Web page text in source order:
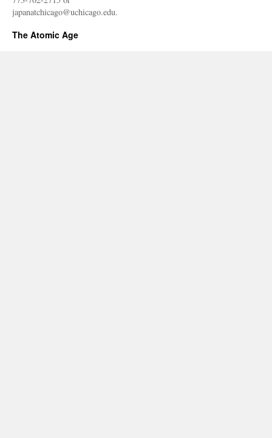
japanatchicago@uchicago.edu.
The Atomic Age